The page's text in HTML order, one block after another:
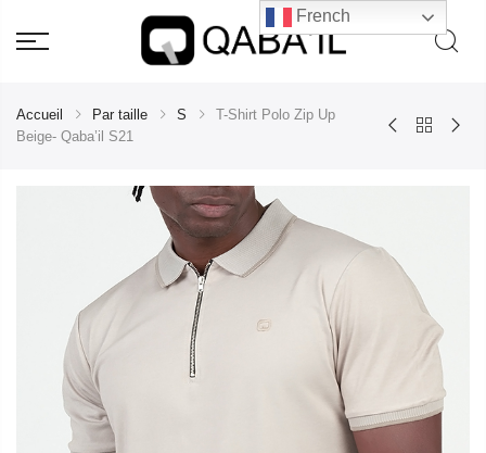
Accueil Par taille S
T-Shirt Polo Zip Up
Beige- Qaba’il S21
French